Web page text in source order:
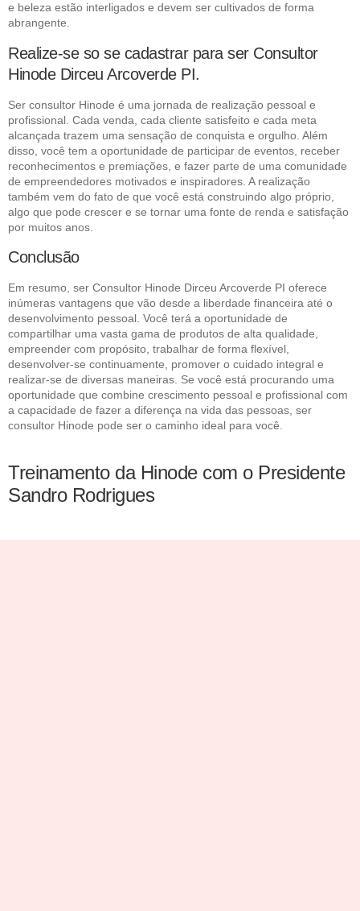
e beleza estão interligados e devem ser cultivados de forma
abrangente.
Realize-se so se cadastrar para ser Consultor
Hinode Dirceu Arcoverde PI.
Ser consultor Hinode é uma jornada de realização pessoal e
profissional. Cada venda, cada cliente satisfeito e cada meta
alcançada trazem uma sensação de conquista e orgulho. Além
disso, você tem a oportunidade de participar de eventos, receber
reconhecimentos e premiações, e fazer parte de uma comunidade
de empreendedores motivados e inspiradores. A realização
também vem do fato de que você está construindo algo próprio,
algo que pode crescer e se tornar uma fonte de renda e satisfação
por muitos anos.
Conclusão
Em resumo, ser Consultor Hinode Dirceu Arcoverde PI oferece
inúmeras vantagens que vão desde a liberdade financeira até o
desenvolvimento pessoal. Você terá a oportunidade de
compartilhar uma vasta gama de produtos de alta qualidade,
empreender com propósito, trabalhar de forma flexível,
desenvolver-se continuamente, promover o cuidado integral e
realizar-se de diversas maneiras. Se você está procurando uma
oportunidade que combine crescimento pessoal e profissional com
a capacidade de fazer a diferença na vida das pessoas, ser
consultor Hinode pode ser o caminho ideal para você.
Treinamento da Hinode com o Presidente
Sandro Rodrigues